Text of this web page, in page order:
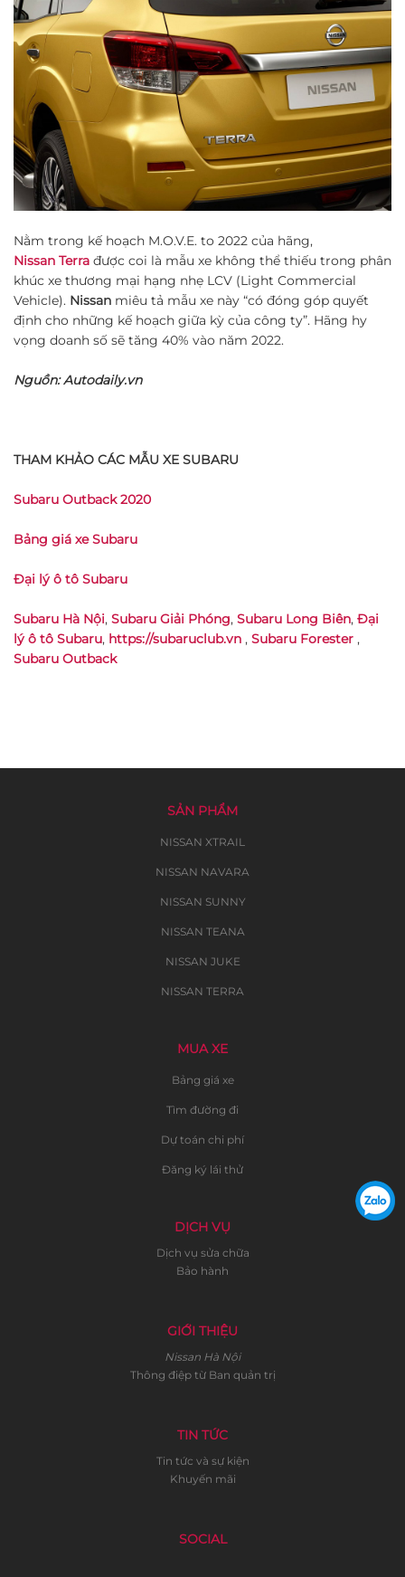
Nằm trong kế hoạch M.O.V.E. to 2022 của hãng,
Nissan Terra được coi là mẫu xe không thể thiếu trong phân
khúc xe thương mại hạng nhẹ LCV (Light Commercial
Vehicle). Nissan miêu tả mẫu xe này “có đóng góp quyết
định cho những kế hoạch giữa kỳ của công ty”. Hãng hy
vọng doanh số sẽ tăng 40% vào năm 2022.
Nguồn: Autodaily.vn
THAM KHẢO CÁC MẪU XE SUBARU
Subaru Outback 2020
Bảng giá xe Subaru
Đại lý ô tô Subaru
Subaru Hà Nội, Subaru Giải Phóng, Subaru Long Biên, Đại
lý ô tô Subaru, https://subaruclub.vn , Subaru Forester ,
Subaru Outback
SẢN PHẨM
NISSAN XTRAIL
NISSAN NAVARA
NISSAN SUNNY
NISSAN TEANA
NISSAN JUKE
NISSAN TERRA
MUA XE
Bảng giá xe
Tìm đường đi
Dự toán chi phí
Đăng ký lái thử
DỊCH VỤ
Dịch vụ sửa chữa
Bảo hành
GIỚI THIỆU
Nissan Hà Nội
Thông điệp từ Ban quản trị
TIN TỨC
Tin tức và sự kiện
Khuyến mãi
SOCIAL